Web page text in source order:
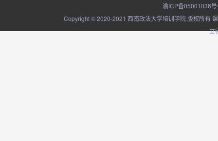
渝ICP备05001036
Copyright © 2020-2021 西南政法大学培训学院 版权所有
立